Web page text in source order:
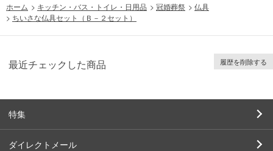
ホーム > キッチン・バス・トイレ・日用品 > 冠婚葬祭 > 仏具
> ちいさな仏具セット（Ｂ－２セット）
最近チェックした商品 履歴を削除する
特集
ダイレクトメール